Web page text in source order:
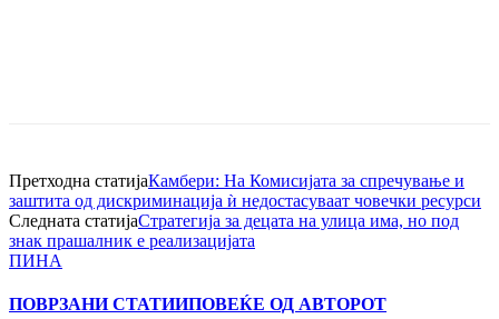
Претходна статијаКамбери: На Комисијата за спречување и
заштита од дискриминација ѝ недостасуваат човечки ресурси
Следната статијаСтратегија за децата на улица има, но под
знак прашалник е реализацијата
ПИНА
ПОВРЗАНИ СТАТИИПОВЕЌЕ ОД АВТОРОТ